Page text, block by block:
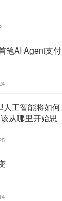
笔AI Agent支付
人工智能将如何
从哪里开始思